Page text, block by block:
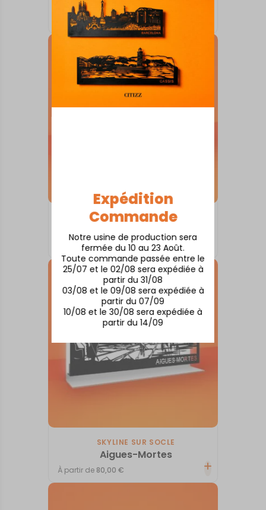
Expédition
Commande
Notre usine de production sera
fermée du 10 au 23 Août.
Toute commande passée entre le
25/07 et le 02/08 sera expédiée à
partir du 31/08
03/08 et le 09/08 sera expédiée à
partir du 07/09
10/08 et le 30/08 sera expédiée à
partir du 14/09
Anglet
À partir de80,00€
SKYLINE SUR SOCLE
À partir de80,00€
SKYLINE SUR SOCLE
Aigues-Mortes
À partir de 80,00€